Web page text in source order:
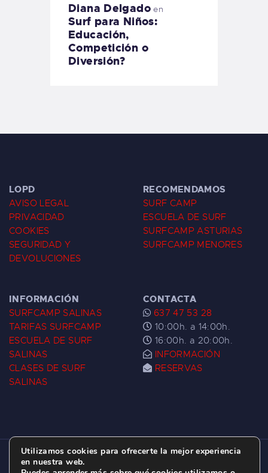
Diana Delgadoen
Surf para Niños:
Educación,
Competición o
Diversión?
LOPD
AVISO LEGAL
PRIVACIDAD
COOKIES
SEGURIDAD Y
DEVOLUCIONES
RECOMENDAMOS
SURF CAMP
ESCUELA DE SURF
SURFCAMP ASTURIAS
SURFCAMP MENORES
INFORMACIÓN
SURFCAMP SALINAS
TARIFAS SURFCAMP
ESCUELA DE SURF
SALINAS
CLASES DE SURF
SALINAS
CONTACTA
637 47 53 28
10:00h. a 14:00h.
16:00h. a 20:00h.
INFORMACIÓN
RESERVAS
ESCUELA DE SURF LAS DUNAS ©
2026.
Utilizamos cookies para ofrecerte la mejor experiencia
en nuestra web.